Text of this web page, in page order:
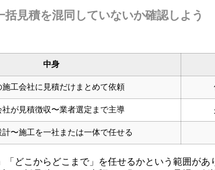
見積を混同していないか確認しよう
中身
施工会社に見積だけまとめて依頼
社が見積徴収〜業者選定まで主導
計〜施工を一社または一体で任せる
どこからどこまで」を任せるかという範囲があ